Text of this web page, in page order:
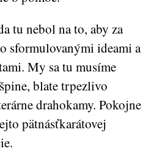
tu nebol na to, aby za
sformulovanými ideami a
My sa tu musíme
blate trpezlivo
drahokamy. Pokojne
pätnásťkarátovej